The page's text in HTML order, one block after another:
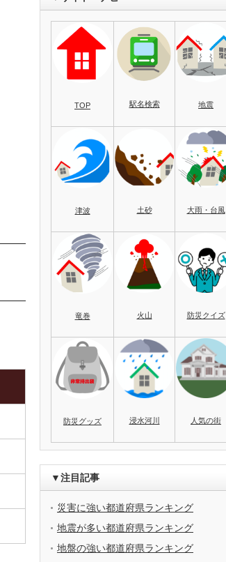
TOP 駅名検索 地震
津波 土砂 大雨・台風
竜巻 火山 防災クイズ
防災グッズ 浸水河川 人気の街
▼注目記事
災害に強い都道府県ランキング
地震が多い都道府県ランキング
地盤の強い都道府県ランキング